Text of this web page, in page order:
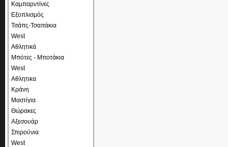
Καμπαρντίνες
Εξοπλισμός
Τσάπς-Τσαπάκια
West
Αθλητικά
Μπότες - Μποτάκια
West
Αθλητικα
Κράνη
Μαστίγια
Θώρακες
Αξεσουάρ
Σπιρούνια
West